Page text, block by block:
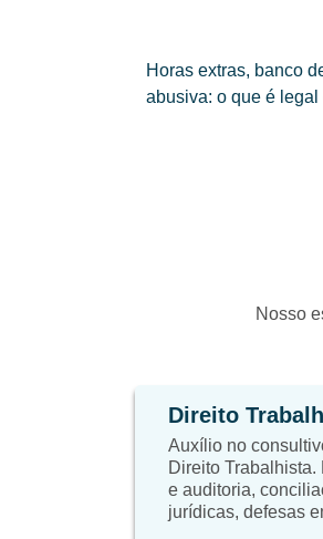
Horas extras, banco
abusiva: o que é
Nosso
Direito
Auxílio no
Direito
e auditoria,
jurídicas, defesas